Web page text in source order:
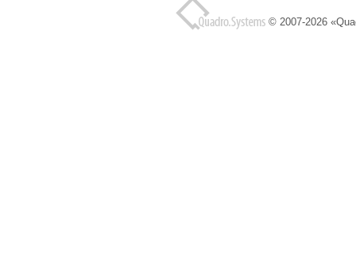
© 2007-2026